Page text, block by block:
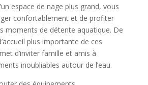
espace de nage plus grand, vous
confortablement et de profiter
moments de détente aquatique. De
plus importante de ces
d’inviter famille et amis à
inoubliables autour de l’eau.